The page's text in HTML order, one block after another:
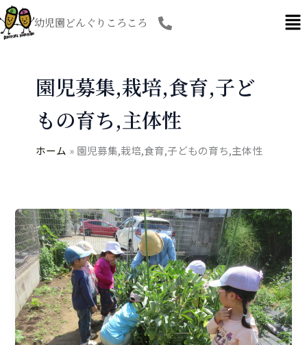
内
容
を
幼児園どんぐりころころ
園児募集,栽培,食育,子ど
もの育ち,主体性
ホーム 園児募集,栽培,食育,子どもの育ち,主体性